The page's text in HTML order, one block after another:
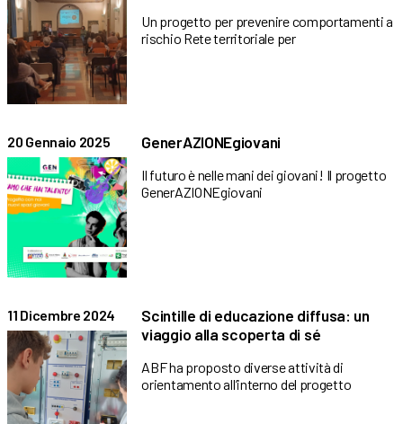
Un progetto per prevenire comportamenti a
rischio Rete territoriale per
20 Gennaio 2025 GenerAZIONEgiovani
Il futuro è nelle mani dei giovani! Il progetto
GenerAZIONEgiovani
11 Dicembre 2024
Scintille di educazione diffusa: un
viaggio alla scoperta di sé
ABF ha proposto diverse attività di
orientamento all’interno del progetto